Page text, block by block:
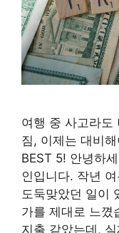
여행 중 사고라도
짐, 이제는 대비
BEST 5! 안녕하
인입니다. 작년
도둑맞았던 일이
가를 제대로 느꼈
지출 같았는데,